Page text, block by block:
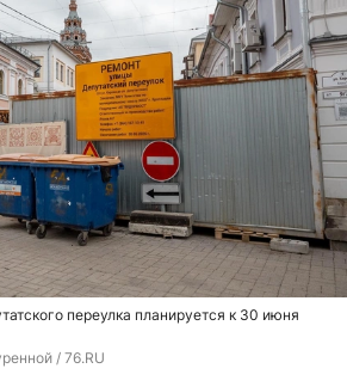
переулка планируется к 30 июня
/ 76.RU